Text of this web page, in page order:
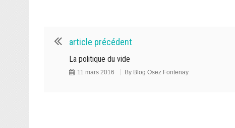
article précédent
La politique du vide
11 mars 2016 By Blog Osez Fontenay